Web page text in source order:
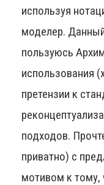
используя
моделер.
пользуюсь
использования
претензии к
подходов.
приватно) с
мотивом к тому,